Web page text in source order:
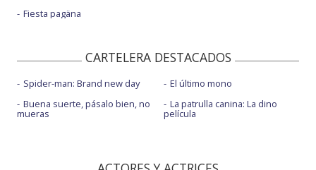
Fiesta pagäna
CARTELERA DESTACADOS
Spider-man: Brand new day
Buena suerte, pásalo bien, no
mueras
El último mono
La patrulla canina: La dino
película